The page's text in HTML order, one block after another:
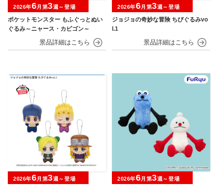
ポケットモンスター もふぐっとぬい
ぐるみ～ニャース・カビゴン～
2026年6月第3週～登場
ジョジョの奇妙な冒険 ちびぐるみvo
l.1
2026年6月第3週～登場
2026年6月第3週～登場 2026年6月第3週～登場